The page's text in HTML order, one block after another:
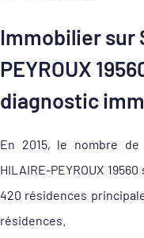
Immobilier sur
PEYROUX
diagnostic
En 2015, le nombre
HILAIRE-PEYROUX
420 résidences
résidences.